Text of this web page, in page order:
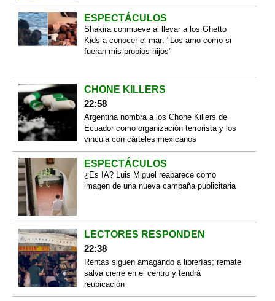
ESPECTÁCULOS
Shakira conmueve al llevar a los Ghetto
Kids a conocer el mar: "Los amo como si
fueran mis propios hijos"
CHONE KILLERS
22:58
Argentina nombra a los Chone Killers de
Ecuador como organización terrorista y los
vincula con cárteles mexicanos
ESPECTÁCULOS
¿Es IA? Luis Miguel reaparece como
imagen de una nueva campaña publicitaria
LECTORES RESPONDEN
22:38
Rentas siguen amagando a librerías; remate
salva cierre en el centro y tendrá
reubicación